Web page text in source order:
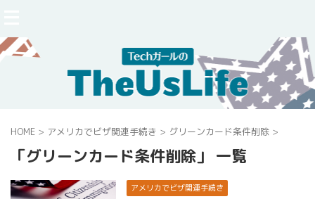
HOME > アメリカでビザ関連手続き > グリーンカード条件削除 >
「グリーンカード条件削除」 一覧
アメリカでビザ関連手続き